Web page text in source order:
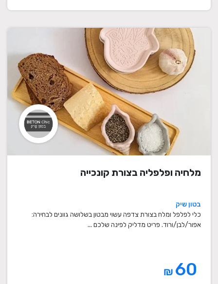
מלחיה ופלפליה בצורת קונכייה
בטון שיק
כלי לפלפל ומלח בצורת צדפה עשוי מבטון בשלושה גוונים לבחירה:
אפור/לבן/ורוד. פריט מדליק לפינה שלכם ...
₪